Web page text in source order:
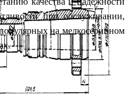
при обслуживании,
на мелкосерийном